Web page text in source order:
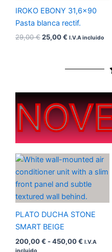
IROKO EBONY 31,6×90
Pasta blanca rectif.
29,00€25,00€ I.V.A incluido
PLATO DUCHA STONE
SMART BEIGE
200,00€ -450,00€
Rango
de
precios:
desde
200,00 €
hasta
I.V.A
incluido